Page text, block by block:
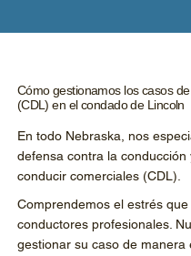
Cómo gestionamos los casos
(CDL) en el condado de Lincoln
En todo Nebraska, nos
defensa contra la
conducir comerciales (CDL).
Comprendemos el estrés
conductores profesionales.
gestionar su caso de